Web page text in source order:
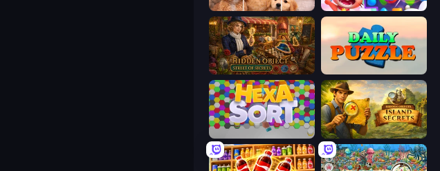
Jigpic Solitaire Skydom
Hidden Object: Street Of Secrets
Hidden Objects: Island Secrets